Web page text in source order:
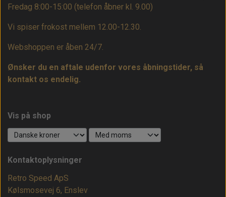
Fredag 8:00-15:00 (telefon åbner kl. 9.00)
Vi spiser frokost mellem 12.00-12.30.
Webshoppen er åben 24/7.
Ønsker du en aftale udenfor vores åbningstider, så
kontakt os endelig.
Vis på shop
Kontaktoplysninger
Retro Speed ApS
Kølsmosevej 6, Enslev